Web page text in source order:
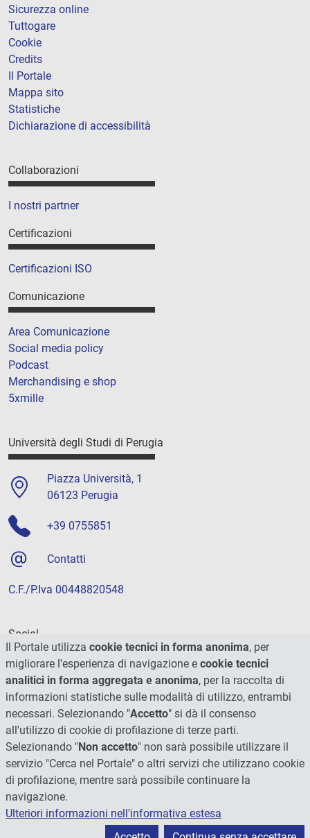
Sicurezza online
Tuttogare
Cookie
Credits
Il Portale
Mappa sito
Statistiche
Dichiarazione di accessibilità
Collaborazioni
I nostri partner
Certificazioni
Certificazioni ISO
Comunicazione
Area Comunicazione
Social media policy
Podcast
Merchandising e shop
5xmille
Università degli Studi di Perugia
Piazza Università, 1
06123 Perugia
+39 0755851
Contatti
C.F./P.Iva 00448820548
Social
© 2026 - Università degli Studi di Perugia
Il Portale utilizza cookie tecnici in forma anonima, per
migliorare l'esperienza di navigazione e cookie tecnici
analitici in forma aggregata e anonima, per la raccolta di
informazioni statistiche sulle modalità di utilizzo, entrambi
necessari. Selezionando "Accetto" si dà il consenso
all'utilizzo di cookie di profilazione di terze parti.
Selezionando "Non accetto" non sarà possibile utilizzare il
servizio "Cerca nel Portale" o altri servizi che utilizzano cookie
di profilazione, mentre sarà possibile continuare la
navigazione.
Ulteriori informazioni nell'informativa estesa